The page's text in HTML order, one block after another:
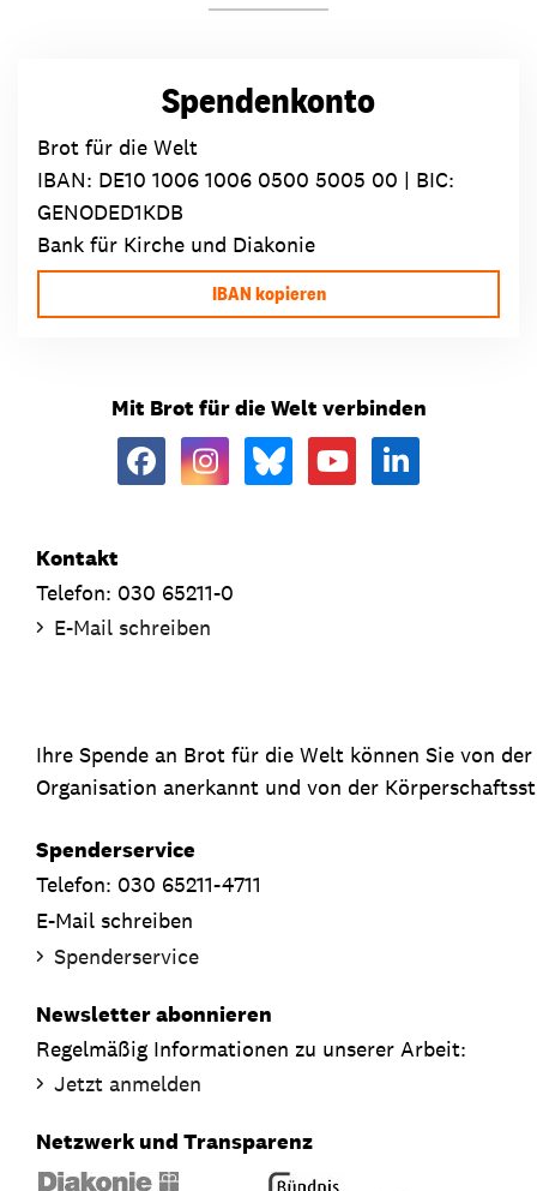
Spendenkonto
Brot für die Welt
IBAN: DE10 1006 1006 0500 5005 00 | BIC:
GENODED1KDB
Bank für Kirche und Diakonie
IBAN kopieren
Mit Brot für die Welt verbinden
Kontakt
Telefon: 030 65211-0
E-Mail schreiben
Ihre Spende an Brot für die Welt können Sie von
Organisation anerkannt und von der
Spenderservice
Telefon: 030 65211-4711
E-Mail schreiben
Spenderservice
Newsletter abonnieren
Regelmäßig Informationen zu unserer Arbeit:
Jetzt anmelden
Netzwerk und Transparenz